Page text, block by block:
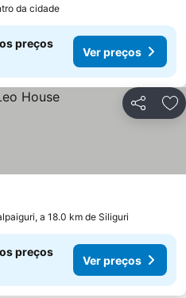
da cidade
preços
Ver preços
Partilhar
a 18.0 km de Siliguri
preços
Ver preços